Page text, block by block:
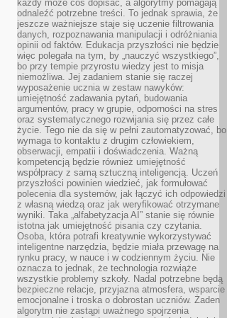
każdy może coś dopisać, a algorytmy pomagają
odnaleźć potrzebne treści. To jednak sprawia, że
jeszcze ważniejsze staje się uczenie filtrowania
danych, rozpoznawania manipulacji i odróżniania
opinii od faktów. Edukacja przyszłości nie będzie
więc polegała na tym, by „nauczyć wszystkiego”,
bo przy tempie przyrostu wiedzy jest to misja
niemożliwa. Jej zadaniem stanie się raczej
wyposażenie ucznia w zestaw nawyków:
umiejętność zadawania pytań, budowania
argumentów, pracy w grupie, odporności na stres
oraz systematycznego rozwijania się przez całe
życie. Tego nie da się w pełni zautomatyzować, bo
wymaga to kontaktu z drugim człowiekiem,
obserwacji, empatii i doświadczenia. Ważną
kompetencją będzie również umiejętność
współpracy z samą sztuczną inteligencją. Uczeń
przyszłości powinien wiedzieć, jak formułować
polecenia dla systemów, jak łączyć ich odpowiedzi
z własną wiedzą oraz jak weryfikować otrzymane
wyniki. Taka „alfabetyzacja AI” stanie się równie
istotna jak umiejętność pisania czy czytania.
Osoba, która potrafi kreatywnie wykorzystywać
inteligentne narzędzia, będzie miała przewagę na
rynku pracy, w nauce i w codziennym życiu. Nie
oznacza to jednak, że technologia rozwiąże
wszystkie problemy szkoły. Nadal potrzebne będą
bezpieczne relacje, przyjazna atmosfera, wsparcie
emocjonalne i troska o dobrostan uczniów. Żaden
algorytm nie zastąpi uważnego spojrzenia